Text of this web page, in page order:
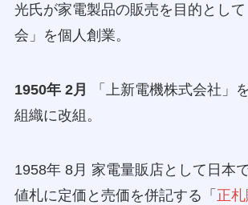
光氏が家電製品の販売を目的とし
会」を個人創業。
1950年 2月
「上新電機株式会社」
組織に改組。
1958年 8月 家電量販店として日本
値札に定価と売価を併記する「 正